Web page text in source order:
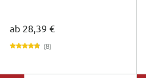
ab 28,39 €
(8)